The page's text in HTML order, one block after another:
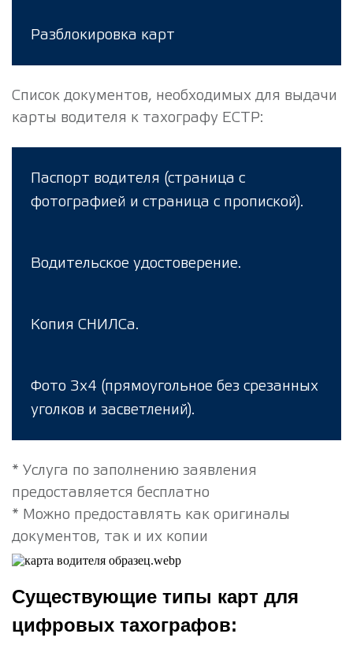
Разблокировка карт
Список документов, необходимых для выдачи
карты водителя к тахографу ЕСТР:
Паспорт водителя (страница с
фотографией и страница с пропиской).
Водительское удостоверение.
Копия СНИЛСа.
Фото 3х4 (прямоугольное без срезанных
уголков и засветлений).
* Услуга по заполнению заявления
предоставляется бесплатно
* Можно предоставлять как оригиналы
документов, так и их копии
Существующие типы карт для
цифровых тахографов: